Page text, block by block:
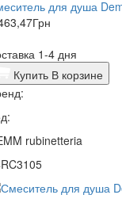
для душа
Грн
1-4 дня
Купить В корзине
rubinetteria